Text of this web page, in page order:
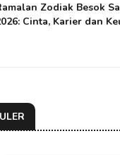
Zodiak Besok
Cinta, Karier dan